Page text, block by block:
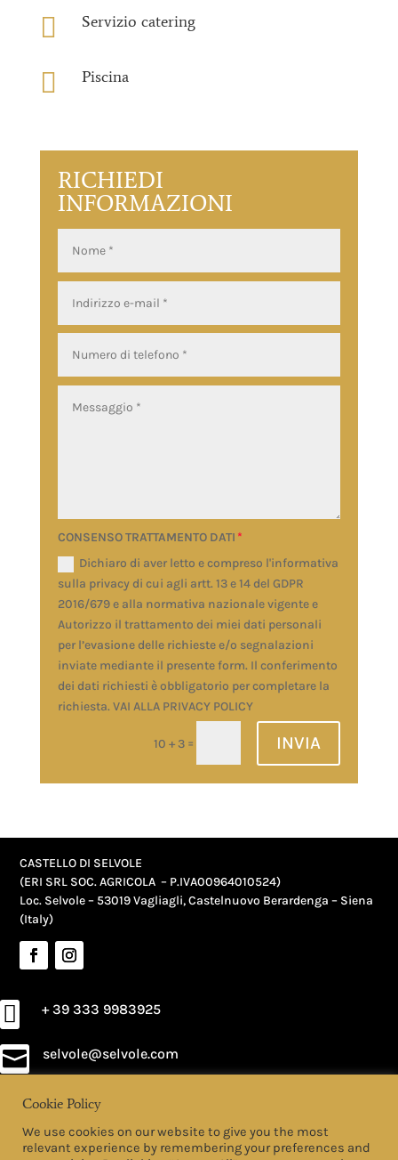
 Servizio catering
 Piscina
RICHIEDI
INFORMAZIONI
CONSENSO TRATTAMENTO DATI
Dichiaro di aver letto e compreso l'informativa
sulla privacy di cui agli artt. 13 e 14 del GDPR
2016/679 e alla normativa nazionale vigente e
Autorizzo il trattamento dei miei dati personali
per l’evasione delle richieste e/o segnalazioni
inviate mediante il presente form. Il conferimento
dei dati richiesti è obbligatorio per completare la
richiesta. VAI ALLA PRIVACY POLICY
10 + 3 = INVIA
CASTELLO DI SELVOLE
(ERI SRL SOC. AGRICOLA – P.IVA00964010524)
Loc. Selvole – 53019 Vagliagli, Castelnuovo Berardenga – Siena
(Italy)
 + 39 333 9983925
 selvole@selvole.com
PRIVACY POLICY
COOKIE POLICY
Cookie Policy
We use cookies on our website to give you the most
relevant experience by remembering your preferences and